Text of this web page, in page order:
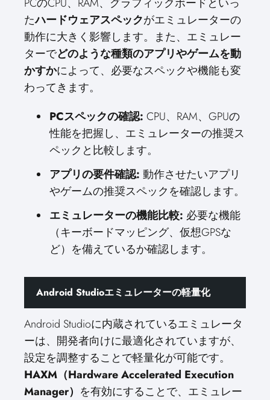
たハードウェアスペックがエミュレーターの
動作に大きく影響します。また、エミュレー
ターでどのような種類のアプリやゲームを動
かすかによって、必要なスペックや機能も変
わってきます。
PCスペックの確認: CPU、RAM、GPUの
性能を把握し、エミュレーターの推奨ス
ペックと比較します。
アプリの要件確認: 動作させたいアプリ
やゲームの推奨スペックを確認します。
エミュレーターの機能比較: 必要な機能
（キーボードマッピング、仮想GPSな
ど）を備えているか確認します。
Android Studioエミュレーターの軽量化
Android Studioに内蔵されているエミュレータ
ーは、開発者向けに最適化されていますが、
設定を調整することで軽量化が可能です。
HAXM（Hardware Accelerated Execution
Manager） を有効にすることで、エミュレー